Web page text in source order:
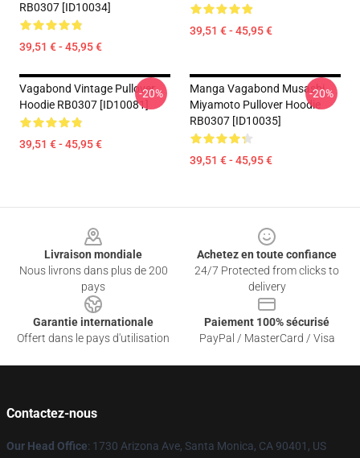
RB0307 [ID10034]
39,51 € - 45,95 €
39,51 € - 45,95 €
Vagabond Vintage Pullover
Hoodie RB0307 [ID10081]
39,51 € - 45,95 €
-20%
Manga Vagabond Musashi
Miyamoto Pullover Hoodie
RB0307 [ID10035]
39,51 € - 45,95 €
-20%
Livraison mondiale
Nous livrons dans plus de 200
pays
Achetez en toute confiance
24/7 Protected from clicks to
delivery
Garantie internationale
Offert dans le pays d'utilisation
Paiement 100% sécurisé
PayPal / MasterCard / Visa
Contactez-nous
Our Head Office: 1730 Arizona Ave, Santa Monica, CA 90401, US